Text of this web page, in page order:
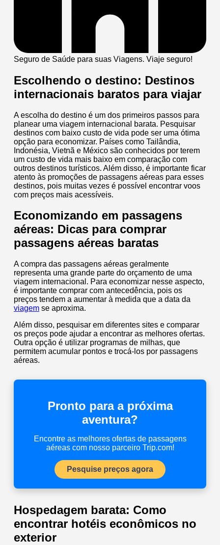
Seguro de Saúde para suas Viagens. Viaje seguro!
Escolhendo o destino: Destinos
internacionais baratos para viajar
A escolha do destino é um dos primeiros passos para
planear uma viagem internacional barata. Pesquisar
destinos com baixo custo de vida pode ser uma ótima
opção para economizar. Países como Tailândia,
Indonésia, Vietnã e México são conhecidos por terem
um custo de vida mais baixo em comparação com
outros destinos turísticos. Além disso, é importante ficar
atento às promoções de passagens aéreas para esses
destinos, pois muitas vezes é possível encontrar voos
com preços mais acessíveis.
Economizando em passagens
aéreas: Dicas para comprar
passagens aéreas baratas
A compra das passagens aéreas geralmente
representa uma grande parte do orçamento de uma
viagem internacional. Para economizar nesse aspecto,
é importante comprar com antecedência, pois os
preços tendem a aumentar à medida que a data da
viagem se aproxima.
Além disso, pesquisar em diferentes sites e comparar
os preços pode ajudar a encontrar as melhores ofertas.
Outra opção é utilizar programas de milhas, que
permitem acumular pontos e trocá-los por passagens
aéreas.
Pronto para a próxima
aventura?
Encontre as melhores ofertas de passagens
aéreas com nosso parceiro Trip.com!
Pesquise preços agora
Hospedagem barata: Como
encontrar hotéis econômicos no
exterior